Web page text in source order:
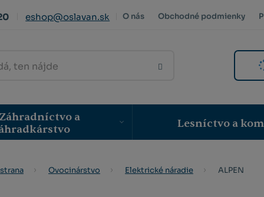
eshop@oslavan.sk O nás Obchodné podmienky
a
Lesníctvo a
Ovocinárstvo Elektrické náradie ALPEN